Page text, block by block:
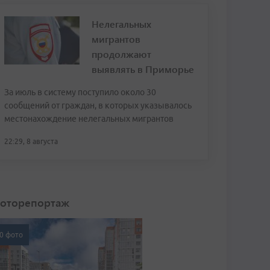
Нелегальных
мигрантов
продолжают
выявлять в Приморье
За июль в систему поступило около 30
сообщений от граждан, в которых указывалось
местонахождение нелегальных мигрантов
22:29, 8 августа
фото